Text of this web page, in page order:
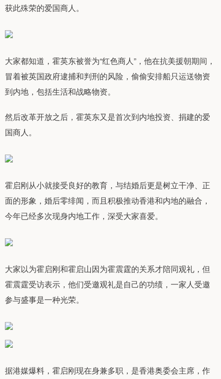
获此殊荣的爱国商人。
大家都知道，霍英东被誉为“红色商人”，他在抗美援朝期间，
冒着被英国政府逮捕和判刑的风险，偷偷安排船只运送物资
到内地，包括生活和战略物资。
然后改革开放之后，霍英东又是首次到内地投资、捐建的爱
国商人。
霍启刚从小就接受良好的教育，与结婚后更是树立干净、正
面的形象，婚后零绯闻，而且积极推动香港和内地的融合，
今年已经多次现身内地工作，深受大家喜爱。
大家以为霍启刚和霍启山因为霍震霆的关系才陪同观礼，但
霍震霆受访表示，他们受邀观礼是自己的功绩，一家人受邀
参与盛事是一种光荣。
据港媒爆料，霍启刚现在身兼多职，是香港奥委会主席，作